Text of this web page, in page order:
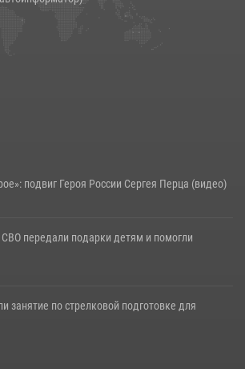
Золотова с заместителем полномочного
Российской Федерации в Северо-
округе Виталием Кузнецовым
подвиг Героя России Сергея Перца (видео)
передали подарки детям и помогли
занятие по стрелковой подготовке для